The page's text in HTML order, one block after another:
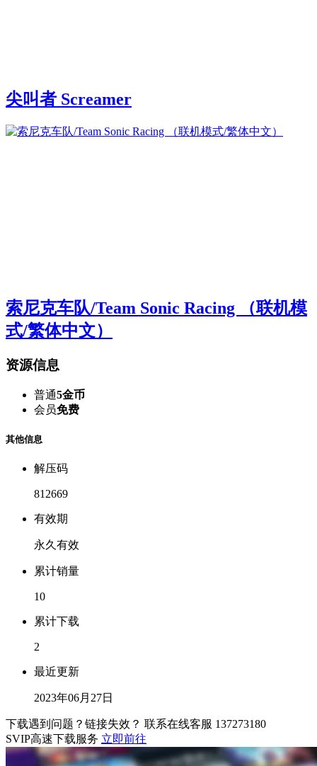
尖叫者 Screamer
索尼克车队/Team Sonic Racing （联机模
式/繁体中文）
资源信息
普通5金币
会员免费
其他信息
解压码
812669
有效期
永久有效
累计销量
10
累计下载
2
最近更新
2023年06月27日
下载遇到问题？链接失效？ 联系在线客服 137273180
SVIP高速下载服务 立即前往